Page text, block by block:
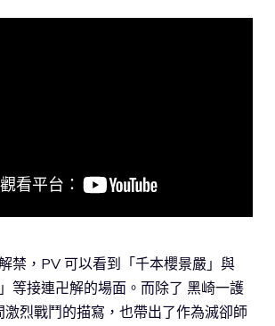
禁，PV 可以看到「千本櫻景嚴」與
等接連卍解的場面。而除了 黑崎一護
激烈戰鬥的描寫，也帶出了作為滅卻師